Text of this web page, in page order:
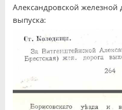
Александровской железной
выпуска: